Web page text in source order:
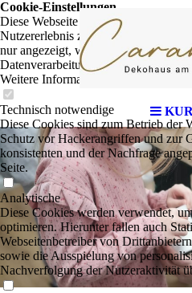
Cookie-Einstellungen
Diese Webseite verwendet Cookies,
Nutzererlebnis zu bieten. Bestimmte
nur angezeigt, wenn die
Datenverarbeitung kann dann auch
Weitere Informationen hierzu in der
Technisch notwendige
Diese Cookies sind zum Betrieb der
Schutz vor Hackerangriffen und zur
konsistenten und der Nachfrage
Seite.
Analytische
Diese Cookies werden verwendet,
optimieren. Hierunter fallen auch
Webseitenbetreiber von
sowie die Ausspielung von
Nachverfolgung der Nutzeraktivität